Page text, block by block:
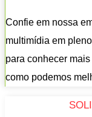
Confie em nossa
multimídia em
para conhecer
como podemos